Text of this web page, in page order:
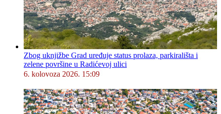
Zbog uknjižbe Grad uređuje status prolaza, parkirališta i
zelene površine u Radićevoj ulici
6. kolovoza 2026. 15:09